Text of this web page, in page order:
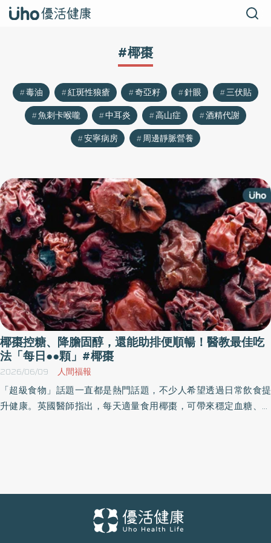
#椰棗
毒油 紅斑性狼瘡 奇亞籽 針眼
三伏貼
魚刺卡喉嚨
中耳炎 高山症
酒精代謝
安寧病房
周邊靜脈營養
椰棗控糖、降膽固醇，還能助排便順暢！醫教最佳吃
法「每日●●顆」#椰棗
2026/06/09 人間福報
「超級食物」話題一直都是熱門話題，不少人希望透過日常飲食提
升健康。英國醫師指出，每天適量食用椰棗，可帶來穩定血糖、降